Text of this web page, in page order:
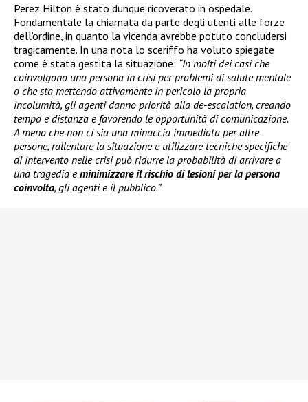
Perez Hilton è stato dunque ricoverato in ospedale.
Fondamentale la chiamata da parte degli utenti alle forze
dell’ordine, in quanto la vicenda avrebbe potuto concludersi
tragicamente. In una nota lo sceriffo ha voluto spiegate
come è stata gestita la situazione: “In molti dei casi che
coinvolgono una persona in crisi per problemi di salute mentale
o che sta mettendo attivamente in pericolo la propria
incolumità, gli agenti danno priorità alla de-escalation, creando
tempo e distanza e favorendo le opportunità di comunicazione.
A meno che non ci sia una minaccia immediata per altre
persone, rallentare la situazione e utilizzare tecniche specifiche
di intervento nelle crisi può ridurre la probabilità di arrivare a
una tragedia eminimizzare il rischio di lesioni per la persona
coinvolta, gli agenti e il pubblico.”